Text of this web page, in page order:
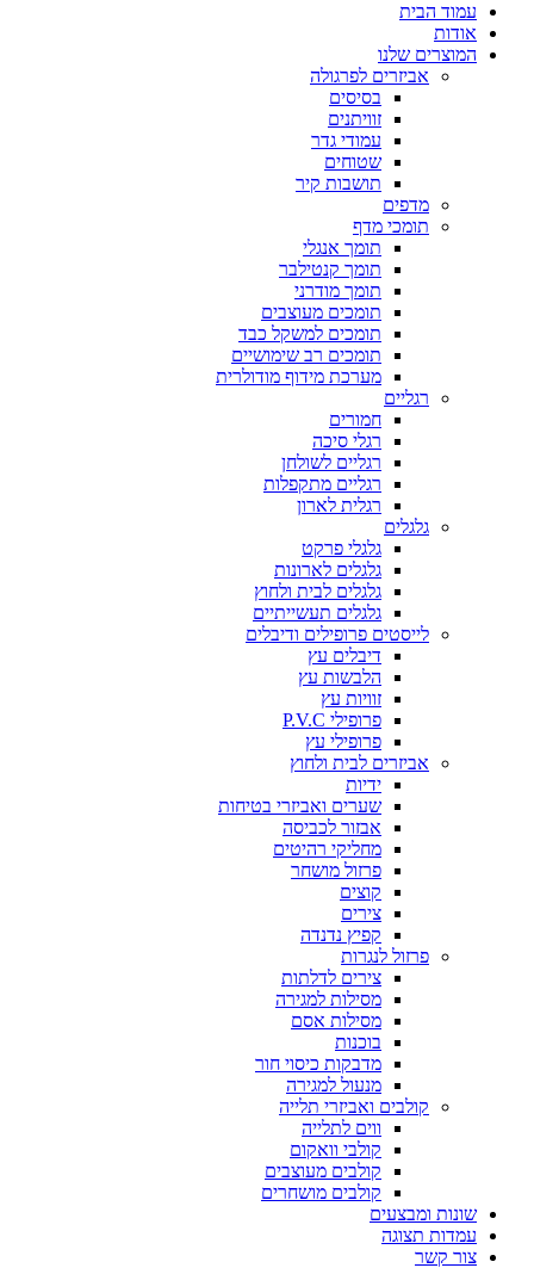
עמוד הבית
אודות
המוצרים שלנו
אביזרים לפרגולה
בסיסים
זוויתנים
עמודי גדר
שטוחים
תושבות קיר
מדפים
תומכי מדף
תומך אנגלי
תומך קנטילבר
תומך מודרני
תומכים מעוצבים
תומכים למשקל כבד
תומכים רב שימושיים
מערכת מידוף מודולרית
רגליים
חמורים
רגלי סיכה
רגליים לשולחן
רגליים מתקפלות
רגלית לארון
גלגלים
גלגלי פרקט
גלגלים לארונות
גלגלים לבית ולחוץ
גלגלים תעשייתיים
לייסטים פרופילים ודיבלים
דיבלים עץ
הלבשות עץ
זוויות עץ
פרופילי P.V.C
פרופילי עץ
אביזרים לבית ולחוץ
ידיות
שערים ואביזרי בטיחות
אבזור לכביסה
מחליקי רהיטים
פרזול מושחר
קוצים
צירים
קפיץ נדנדה
פרזול לנגרות
צירים לדלתות
מסילות למגירה
מסילות אסם
בוכנות
מדבקות כיסוי חור
מנעול למגירה
קולבים ואביזרי תלייה
ווים לתלייה
קולבי וואקום
קולבים מעוצבים
קולבים מושחרים
שונות ומבצעים
עמדות תצוגה
צור קשר